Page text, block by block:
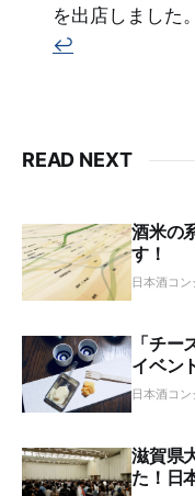
を出店しました
↩︎
READ NEXT
酒米の
す！
日本酒コ
「チ
イベン
日本酒コ
滋賀県
た！日